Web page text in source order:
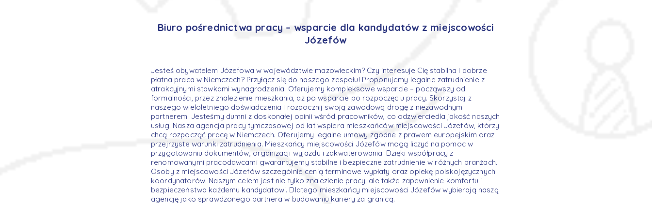
Biuro pośrednictwa pracy – wsparcie dla kandydatów z miejscowości
Józefów
Jesteś obywatelem Józefowa w województwie mazowieckim? Czy interesuje Cię stabilna i dobrze
płatna praca w Niemczech? Przyłącz się do naszego zespołu! Proponujemy legalne zatrudnienie z
atrakcyjnymi stawkami wynagrodzenia! Oferujemy kompleksowe wsparcie – począwszy od
formalności, przez znalezienie mieszkania, aż po wsparcie po rozpoczęciu pracy. Skorzystaj z
naszego wieloletniego doświadczenia i rozpocznij swoją zawodową drogę z niezawodnym
partnerem. Jesteśmy dumni z doskonałej opinii wśród pracowników, co odzwierciedla jakość naszych
usług. Nasza agencja pracy tymczasowej od lat wspiera mieszkańców miejscowości Józefów, którzy
chcą rozpocząć pracę w Niemczech. Oferujemy legalne umowy zgodne z prawem europejskim oraz
przejrzyste warunki zatrudnienia. Mieszkańcy miejscowości Józefów mogą liczyć na pomoc w
przygotowaniu dokumentów, organizacji wyjazdu i zakwaterowania. Dzięki współpracy z
renomowanymi pracodawcami gwarantujemy stabilne i bezpieczne zatrudnienie w różnych branżach.
Osoby z miejscowości Józefów szczególnie cenią terminowe wypłaty oraz opiekę polskojęzycznych
koordynatorów. Naszym celem jest nie tylko znalezienie pracy, ale także zapewnienie komfortu i
bezpieczeństwa każdemu kandydatowi. Dlatego mieszkańcy miejscowości Józefów wybierają naszą
agencję jako sprawdzonego partnera w budowaniu kariery za granicą.